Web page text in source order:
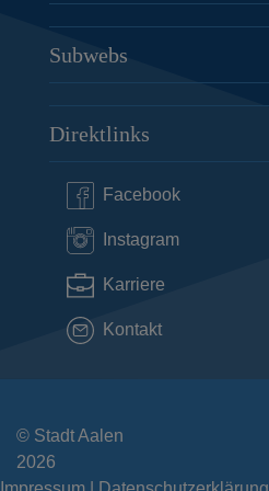
Subwebs
Direktlinks
Facebook
Instagram
Karriere
Kontakt
© Stadt Aalen
2026